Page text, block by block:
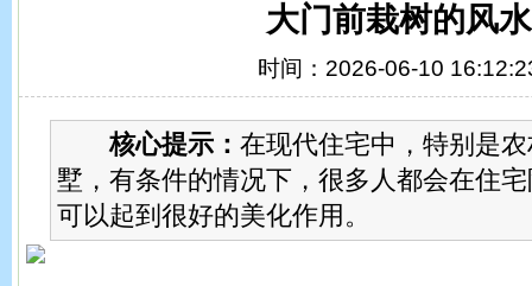
大门前栽树的风水
时间：2026-06-10
核心提示： 在现代住宅中，特别是
墅，有条件的情况下，很多人都会在住
可以起到很好的美化作用。